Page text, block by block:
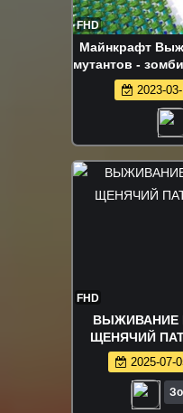
FHD
Майнкрафт
мутантов -
2023-
FHD
ВЫЖИВАНИЕ
ЩЕНЯЧИЙ
2025-07-